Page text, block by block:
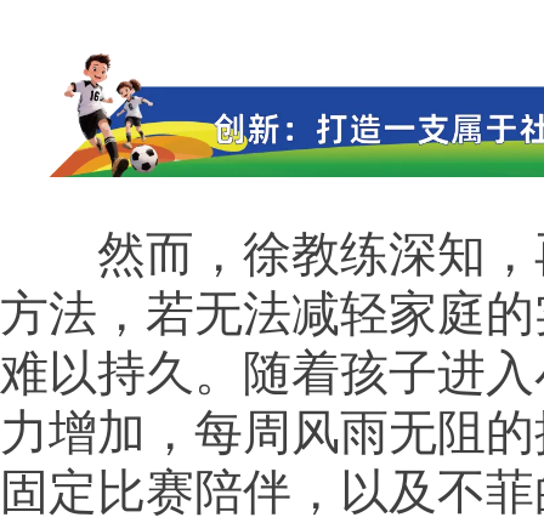
然而，徐教练深知，
方法，若无法减轻家庭
难以持久。随着孩子进
力增加，每周风雨无阻
固定比赛陪伴，以及不